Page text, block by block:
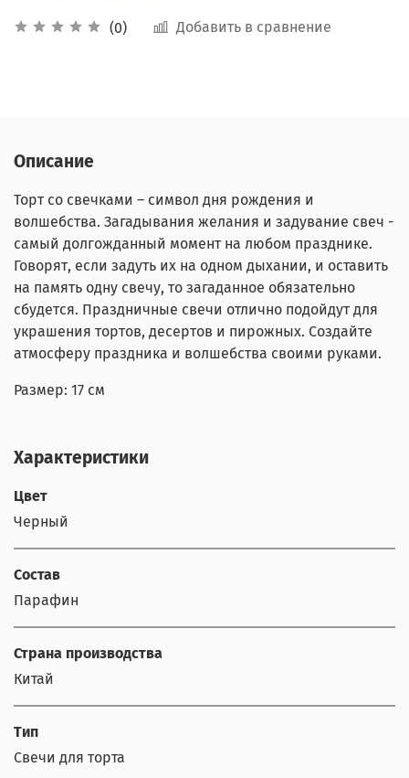
(0) Добавить в сравнение
Описание
Торт со свечками – символ дня рождения и
волшебства. Загадывания желания и задувание свеч -
самый долгожданный момент на любом празднике.
Говорят, если задуть их на одном дыхании, и оставить
на память одну свечу, то загаданное обязательно
сбудется. Праздничные свечи отлично подойдут для
украшения тортов, десертов и пирожных. Создайте
атмосферу праздника и волшебства своими руками.
Размер: 17 см
Характеристики
Цвет
Черный
Состав
Парафин
Страна производства
Китай
Тип
Свечи для торта